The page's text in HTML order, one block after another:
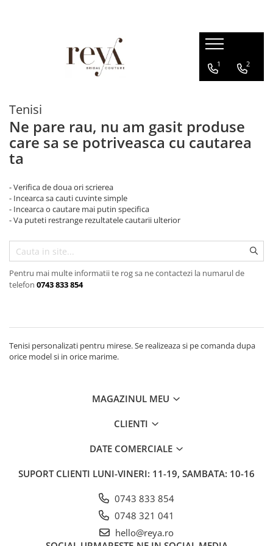
Rochii de seara
Rochii domnisoare de onoare
Rochii cununie civila
Rochii banchet
Jachete mireasa
Bratari
Esarfe
Halate
Seturi dezgatit
Crinoline
Voalete
Coronite
Accesorii par
Balerini
Papuci de casa
Pantofi
Cutii verighete
1 2
Tenisi
Ne pare rau, nu am gasit produse
care sa se potriveasca cu cautarea
ta
- Verifica de doua ori scrierea
- Incearca sa cauti cuvinte simple
- Incearca o cautare mai putin specifica
- Va puteti restrange rezultatele cautarii ulterior
Pentru mai multe informatii te rog sa ne contactezi la numarul de
telefon 0743 833 854
Tenisi personalizati pentru mirese. Se realizeaza si pe comanda dupa
orice model si in orice marime.
MAGAZINUL MEU
CLIENTI
DATE COMERCIALE
SUPORT CLIENTI LUNI-VINERI: 11-19, SAMBATA: 10-16
0743 833 854
0748 321 041
hello@reya.ro